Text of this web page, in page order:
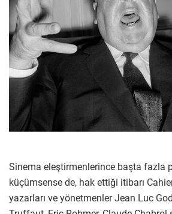
Sinema eleştirmenlerince başta fazla
küçümsense de, hak ettiği itibarı
yazarları ve yönetmenler Jean Luc